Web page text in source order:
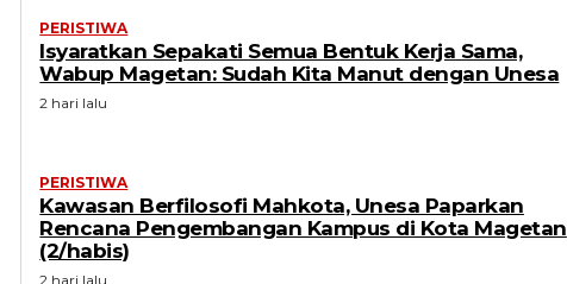
PERISTIWA
Isyaratkan Sepakati Semua Bentuk Kerja Sama,
Wabup Magetan: Sudah Kita Manut dengan Unesa
2 hari lalu
PERISTIWA
Kawasan Berfilosofi Mahkota, Unesa Paparkan
Rencana Pengembangan Kampus di Kota Magetan
(2/habis)
2 hari lalu